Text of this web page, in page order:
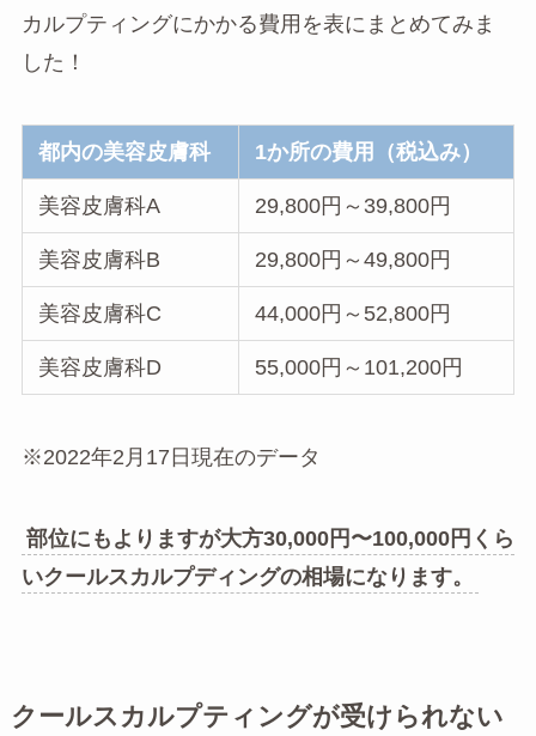
カルプティングにかかる費用を表にまとめてみま
した！
都内の美容皮膚科 1か所の費用（税込み）
美容皮膚科A 29,800円～39,800円
美容皮膚科B 29,800円～49,800円
美容皮膚科C 44,000円～52,800円
美容皮膚科D 55,000円～101,200円
※2022年2月17日現在のデータ
部位にもよりますが大方30,000円〜100,000円くら
いクールスカルプディングの相場になります。
クールスカルプティングが受けられない